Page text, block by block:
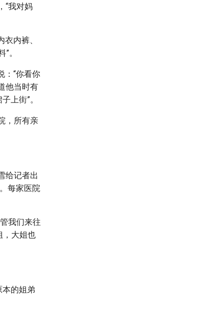
“我对妈
内裤、
。
：“你看你
他当时有
上街”。
，所有亲
给记者出
每家医院
我们来往
，大姐也
本的姐弟